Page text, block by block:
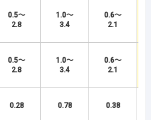
0.5～
2.8
1.0～
3.4
0.6～
2.1
0.5～
2.8
1.0～
3.4
0.6～
2.1
0.28 0.78 0.38